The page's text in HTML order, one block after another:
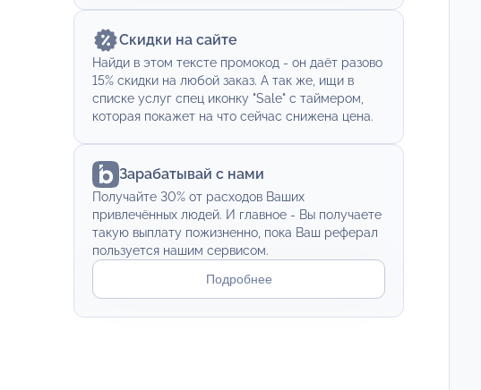
Скидки на сайте
Найди в этом тексте промокод - он даёт разово
15% скидки на любой заказ. А так же, ищи в
списке услуг спец иконку "Sale" с таймером,
которая покажет на что сейчас снижена цена.
Зарабатывай с нами
Получайте 30% от расходов Ваших
привлечённых людей. И главное - Вы получаете
такую выплату пожизненно, пока Ваш реферал
пользуется нашим сервисом.
Подробнее